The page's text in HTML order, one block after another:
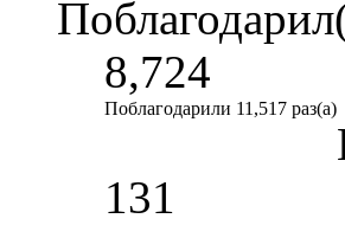
8,724
Поблагодарили 11,517 раз(а)
131